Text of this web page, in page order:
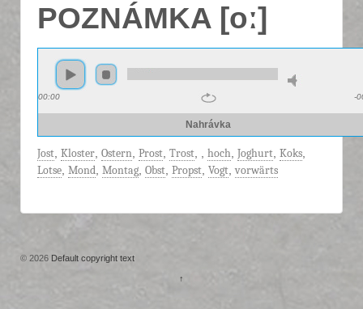
POZNÁMKA [oː]
00:00 -
Nahrávka
Jost Kloster Ostern Prost Trost hoch Joghurt Koks
Lotse Mond Montag Obst Propst Vogt ,vorwärts
© 2026 Default copyright text
↑